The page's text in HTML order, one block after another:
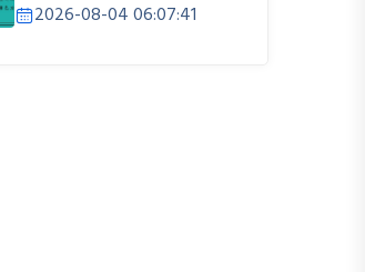
2026-08-04 06:07:41